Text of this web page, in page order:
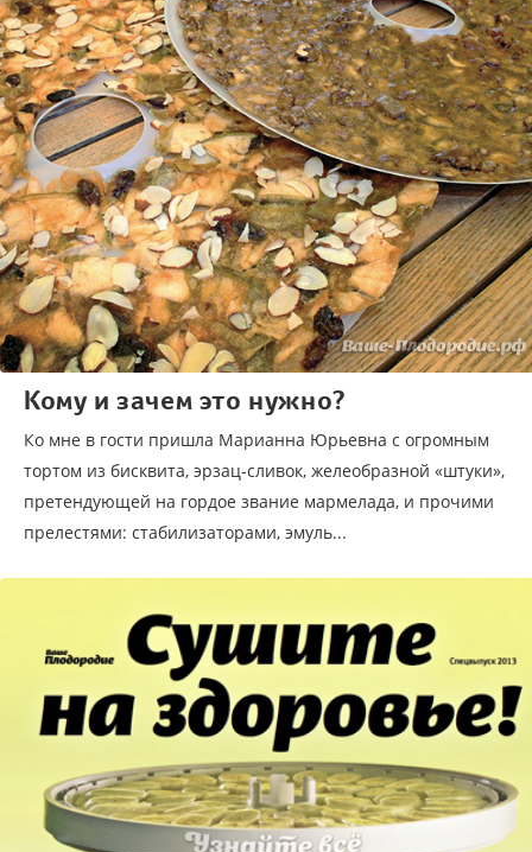
Кому и зачем это нужно?
Ко мне в гости пришла Марианна Юрьевна с огромным
тортом из бисквита, эрзац-сливок, желеобразной «штуки»,
претендующей на гордое звание мармелада, и прочими
прелестями: стабилизаторами, эмуль...